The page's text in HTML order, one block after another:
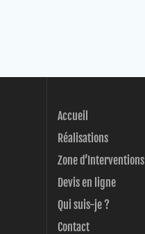
Accueil
Réalisations
Zone d’Interventions
Devis en ligne
Qui suis-je ?
Contact